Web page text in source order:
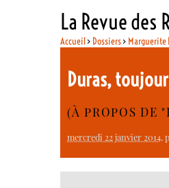
La Revue des
Accueil> Dossiers> Marguerite
Duras,
(À PROPOS DE
mercredi 22 janvier 2014,